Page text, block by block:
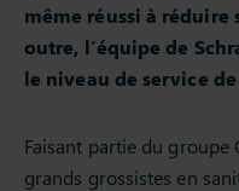
même réussi à réduire
outre, l’équipe de
le niveau de service
Faisant partie du groupe
grands grossistes en